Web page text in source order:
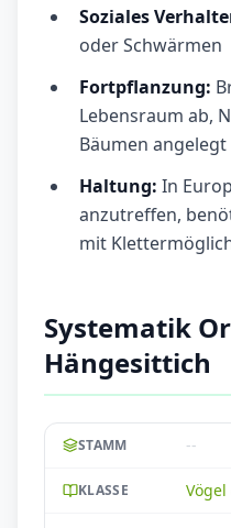
Soziales
oder Schwärmen
Fortpflanzung:
Lebensraum ab,
Bäumen angelegt
Haltung: In
anzutreffen,
mit
Systematik
Hängesittich
STAMM --
KLASSE Vögel